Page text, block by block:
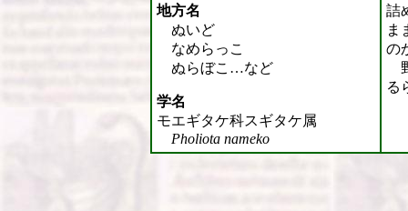
地方名
ぬいど
なめらっこ
ぬらぼこ…など
学名
モエギタケ科スギタケ属
Pholiota nameko
詰
ま
の
る